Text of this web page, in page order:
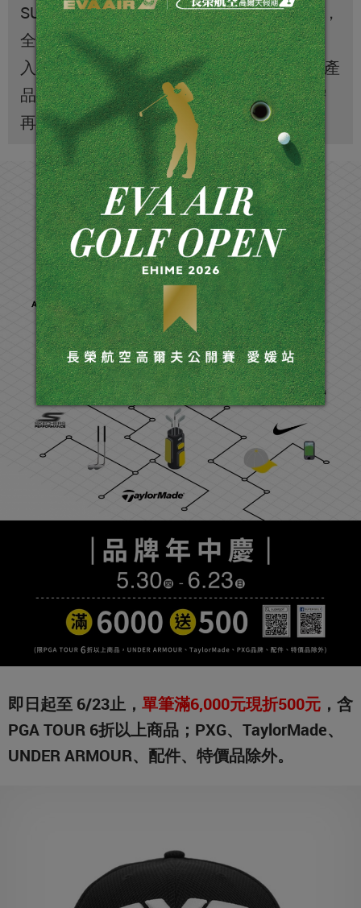
SUPER GOLF /PGA TOUR 品牌月活動開跑，
全省專櫃連線同步優惠。今年年中慶，新加
入TaylorMade 日本線、PXG 韓國線商品，產
品線越來越廣，喜愛日韓線商品的球友不需
再坐飛機飄洋過海去採購了！
即日起至 6/23止， 單筆滿6,000元現折500元 ，含
PGA TOUR 6折以上商品；PXG、TaylorMade、
UNDER ARMOUR、配件、特價品除外。